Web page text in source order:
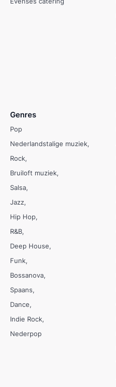
Genres
Pop
Nederlandstalige muziek
Rock
Bruiloft muziek
Salsa
Jazz
Hip Hop
R&B
Deep House
Funk
Bossanova
Spaans
Dance
Indie Rock
Nederpop